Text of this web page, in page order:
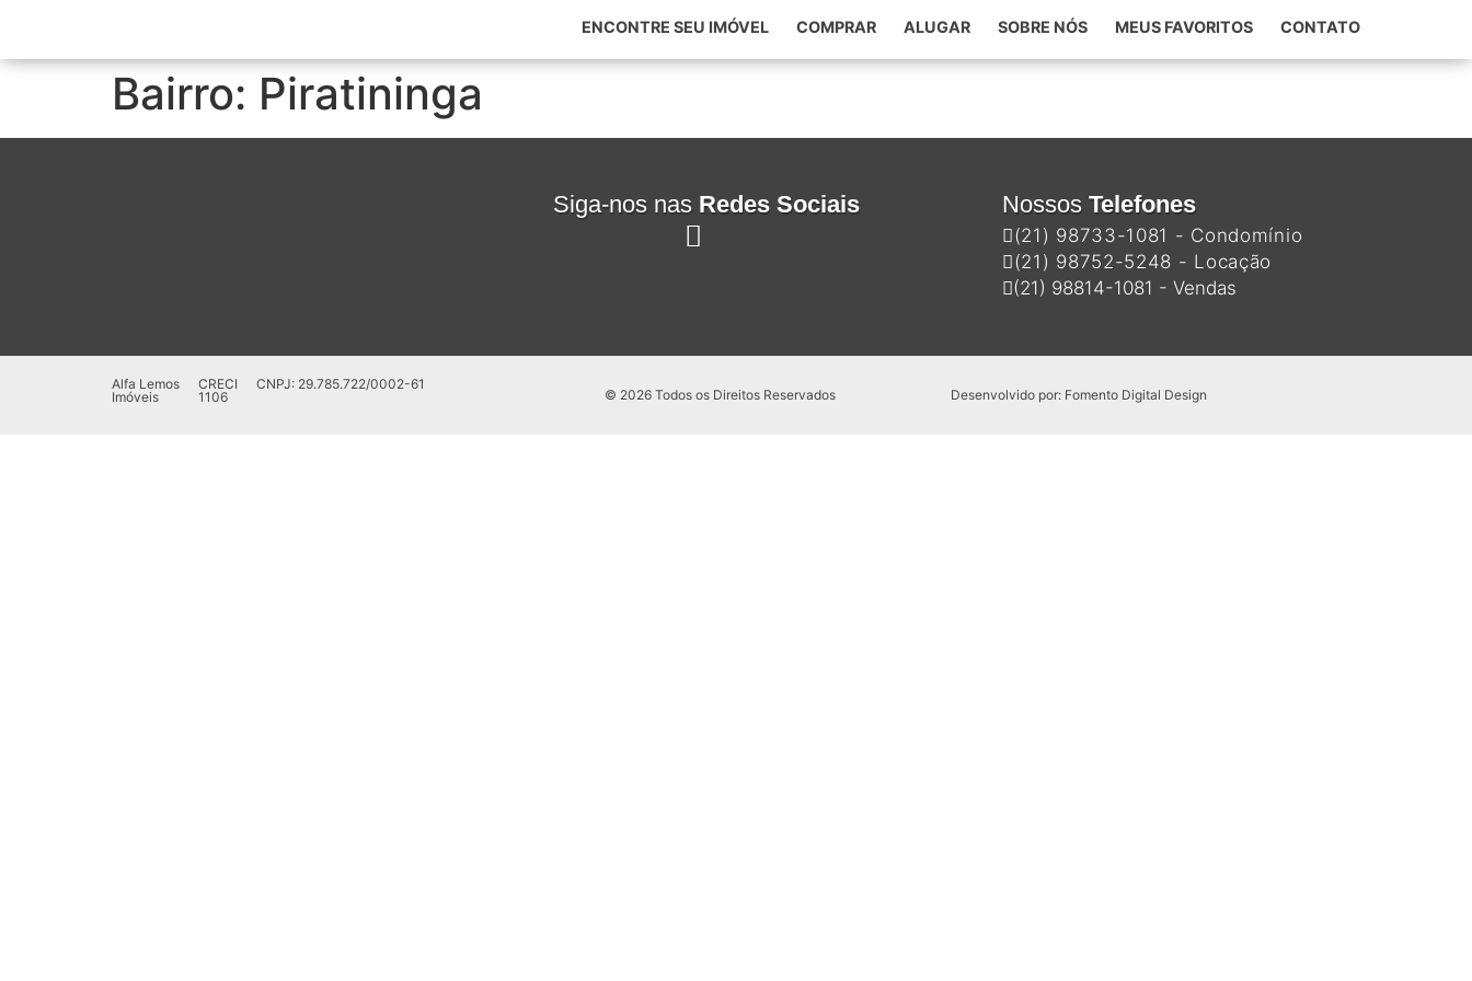
ENCONTRE SEU IMÓVEL COMPRAR ALUGAR SOBRE NÓS MEUS FAVORITOS CONTATO
Bairro: Piratininga
Siga-nos nas Redes Sociais Nossos Telefones
(21) 98733-1081 - Condomínio
(21) 98752-5248 - Locação
(21) 98814-1081 - Vendas
Alfa Lemos
Imóveis
CRECI
1106
CNPJ: 29.785.722/0002-61
© 2026 Todos os Direitos Reservados Desenvolvido por: Fomento Digital Design